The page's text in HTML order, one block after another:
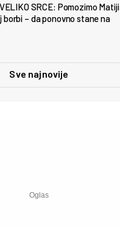
SRCE: Pomozimo Matiji
borbi – da ponovno stane na
Sve najnovije